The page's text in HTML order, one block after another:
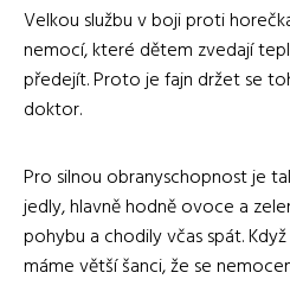
Velkou službu v boji proti
nemocí, které dětem zvedají
předejít. Proto je fajn držet se
doktor.
Pro silnou obranyschopnost je
jedly, hlavně hodně ovoce a
pohybu a chodily včas spát.
máme větší šanci, že se